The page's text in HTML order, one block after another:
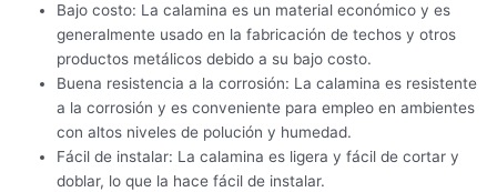
Bajo costo: La calamina es un material económico y es
generalmente usado en la fabricación de techos y otros
productos metálicos debido a su bajo costo.
Buena resistencia a la corrosión: La calamina es resistente
a la corrosión y es conveniente para empleo en ambientes
con altos niveles de polución y humedad.
Fácil de instalar: La calamina es ligera y fácil de cortar y
doblar, lo que la hace fácil de instalar.